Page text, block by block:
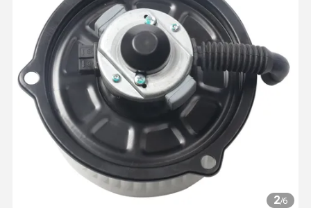
2/6